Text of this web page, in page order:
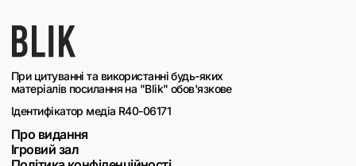
При цитуванні та використанні будь-яких
матеріалів посилання на "Blik" обов'язкове
Ідентифікатор медіа R40-06171
Про видання
Ігровий зал